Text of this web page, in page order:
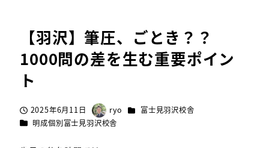
【羽沢】筆圧、ごとき？？
1000問の差を生む重要ポイン
ト
投稿日2025年6月11日
著
者
ryo カテゴリー
富士見羽沢校舎
カテゴリー
明成個別富士見羽沢校舎